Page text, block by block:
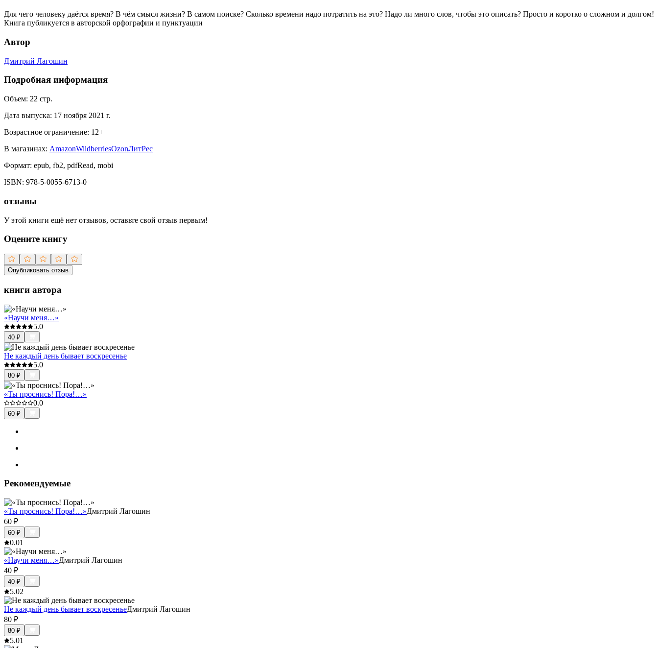
Для чего человеку даётся время? В чём смысл жизни? В самом поиске? Сколько времени надо потратить на это? Надо ли много слов, чтобы это описать? Просто и коротко о сложном и долгом!
Книга публикуется в авторской орфографии и пунктуации
Автор
Дмитрий Лагошин
Подробная информация
Объем: 22 стр.
Дата выпуска: 17 ноября 2021 г.
Возрастное ограничение: 12+
В магазинах: AmazonWildberriesOzonЛитРес
Формат: epub, fb2, pdfRead, mobi
ISBN: 978-5-0055-6713-0
отзывы
У этой книги ещё нет отзывов, оставьте свой отзыв первым!
Оцените книгу
Опубликовать отзыв
книги автора
«Научи меня…»
5.0
40 ₽
Не каждый день бывает воскресенье
5.0
80 ₽
«Ты проснись! Пора!…»
0.0
60 ₽
Рекомендуемые
«Ты проснись! Пора!…»Дмитрий Лагошин
60 ₽
60 ₽
0.01
«Научи меня…»Дмитрий Лагошин
40 ₽
40 ₽
5.02
Не каждый день бывает воскресеньеДмитрий Лагошин
80 ₽
80 ₽
5.01